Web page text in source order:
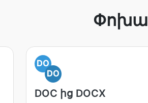
DO
DO
DOC ից DOCX